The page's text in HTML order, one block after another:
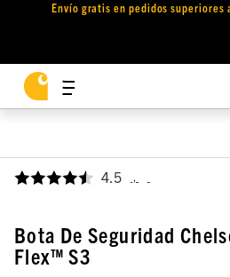
Envío gratis en pedidos superiores
4.5 ,
Bota De Seguridad
Flex™ S3